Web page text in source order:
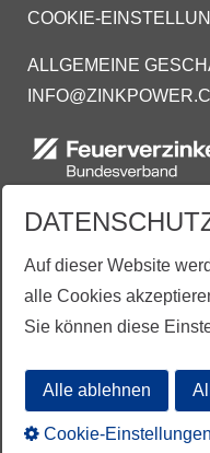
COOKIE-
ALLGEMEINE
Aus Gründen der besseren Lesbarkeit
Sprachformen männlich, weiblich und
Auf dieser Website
alle Cookies
Sie können diese
Alle ablehnen
Cookie-Einstellungen